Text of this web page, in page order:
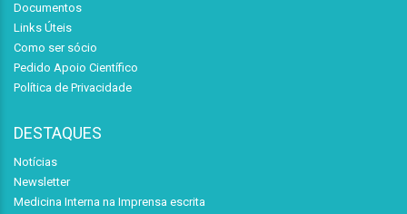
Documentos
Links Úteis
Como ser sócio
Pedido Apoio Científico
Política de Privacidade
DESTAQUES
Notícias
Newsletter
Medicina Interna na Imprensa escrita